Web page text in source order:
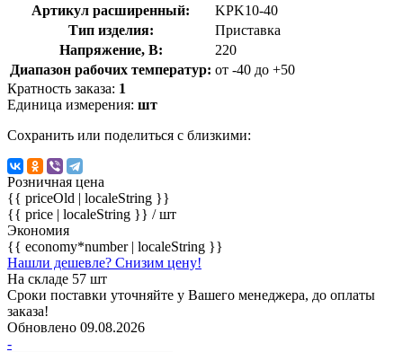
Артикул расширенный:
KPK10-40
Тип изделия:
Приставка
Напряжение, В:
220
Диапазон рабочих температур: от -40 до +50
Кратность заказа: 1
Единица измерения: шт
Сохранить или поделиться с близкими:
Розничная цена
{{ priceOld | localeString }}
{{ price | localeString }} / шт
Экономия
{{ economy*number | localeString }}
Нашли дешевле? Снизим цену!
На складе 57 шт
Сроки поставки уточняйте у Вашего менеджера, до оплаты
заказа!
Обновлено 09.08.2026
-